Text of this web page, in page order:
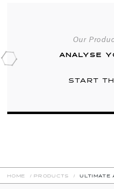
Our
ANALYSE
START
HOME /PRODUCTS / ULTIMATE